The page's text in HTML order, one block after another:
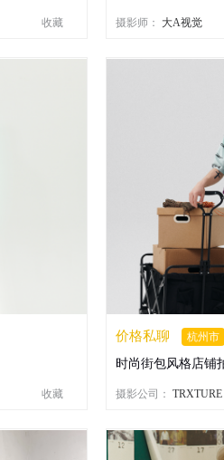
收藏 摄影师： 大A视觉
收藏
价格私聊 杭州市
时尚街包风格店铺
摄影公司： TRXTURE